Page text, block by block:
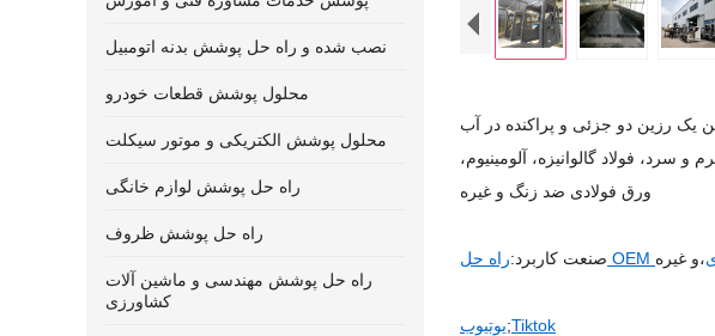
یک رزین دو جزئی و پراکنده در آب
سرد، فولاد گالوانیزه، آلومینیوم،
ورق فولادی ضد زنگ و غیره
صنعت کاربرد:
یوتیوب;Tiktok
نصب شده و راه حل پوشش بدنه اتومبیل
محلول پوشش قطعات خودرو
محلول پوشش الکتریکی و موتور سیکلت
راه حل پوشش لوازم خانگی
راه حل پوشش ظروف
راه حل پوشش مهندسی و ماشین آلات
کشاورزی